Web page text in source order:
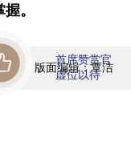
。
姣 | 版面编辑：覃洁
首席赞赏官
虚位以待